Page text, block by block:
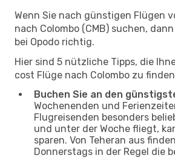
Wenn Sie nach günstigen Flügen
nach Colombo (CMB) suchen,
bei Opodo richtig.
Hier sind 5 nützliche Tipps, die
cost Flüge nach Colombo zu
Buchen Sie an den
Wochenenden und
Flugreisenden besonders
und unter der Woche fliegt,
sparen. Von Teheran aus
Donnerstags in der Regel die